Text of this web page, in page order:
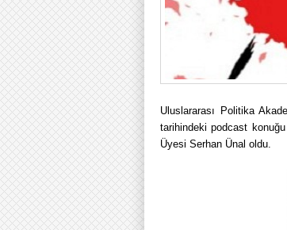
Uluslararası Politika
tarihindeki podcast
Üyesi Serhan Ünal oldu.